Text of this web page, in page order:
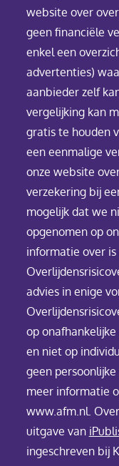
website over
geen financiële
enkel een
advertenties)
aanbieder zelf
vergelijking kan
gratis te houden
een eenmalige
onze website
verzekering bij
mogelijk dat we
opgenomen op
informatie over
advies in enige
op
en niet op
geen
meer informatie
www.afm.nl.
uitgave van
ingeschreven bij